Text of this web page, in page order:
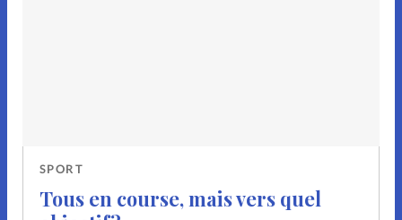
SPORT
Tous en course, mais vers quel